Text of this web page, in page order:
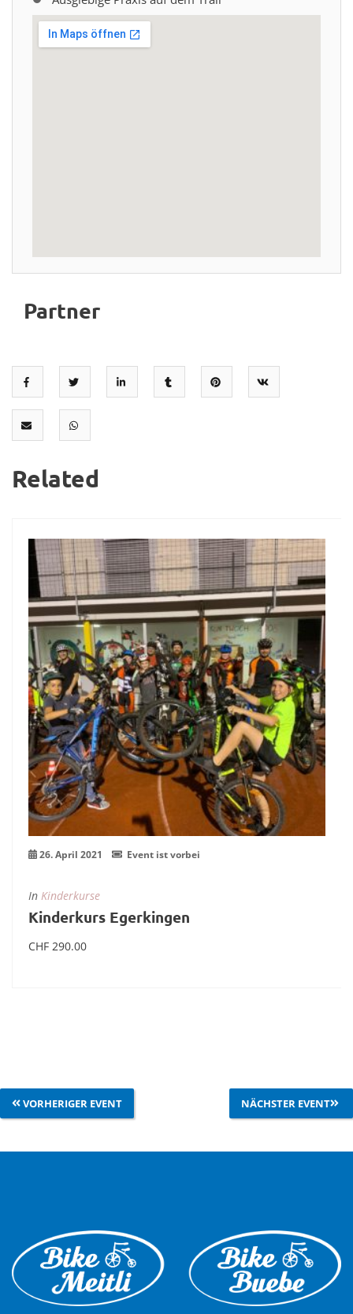
Partner
Related
26
Apr.
26. April 2021 Event ist vorbei
In Kinderkurse
Kinderkurs Egerkingen
CHF 290.00
VORHERIGER EVENT NÄCHSTER EVENT